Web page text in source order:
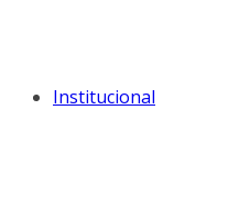
Institucional